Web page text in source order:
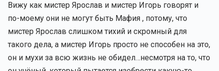
Вижу как мистер Ярослав и мистер Игорь говорят и
по-моему они не могут быть Мафия , потому, что
мистер Ярослав слишком тихий и скромный для
такого дела, а мистер Игорь просто не способен на это,
он и мухи за всю жизнь не обидел…несмотря на то, что